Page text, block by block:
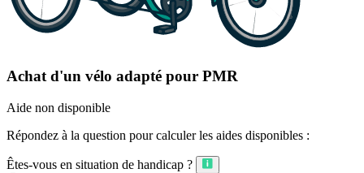
Achat d'un vélo adapté pour PMR
Aide non disponible
Répondez à la question pour calculer les aides disponibles :
Êtes-vous en situation de handicap ?